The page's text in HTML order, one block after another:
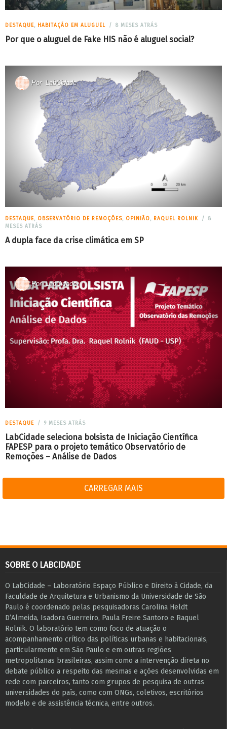
DESTAQUE, HABITAÇÃO EM ALUGUEL 8 MESES ATRÁS
Por que o aluguel de Fake HIS não é aluguel social?
Por LabCidade
DESTAQUE, OBSERVATÓRIO DE REMOÇÕES, OPINIÃO, RAQUEL ROLNIK
8
MESES ATRÁS
A dupla face da crise climática em SP
PorLabCidade
DESTAQUE 9 MESES ATRÁS
LabCidade seleciona bolsista de Iniciação Científica
FAPESP para o projeto temático Observatório de
Remoções – Análise de Dados
CARREGAR MAIS
SOBRE O LABCIDADE
O LabCidade – Laboratório Espaço Público e Direito à Cidade, da
Faculdade de Arquitetura e Urbanismo da Universidade de São
Paulo é coordenado pelas pesquisadoras Carolina Heldt
D’Almeida, Isadora Guerreiro, Paula Freire Santoro e Raquel
Rolnik. O laboratório tem como foco de atuação o
acompanhamento crítico das políticas urbanas e habitacionais,
particularmente em São Paulo e ​em outras regiões
metropolitanas brasileiras, assim como a intervenção direta no
debate público a respeito das mesmas e ações desenvolvidas em
r​e​de com parceiros, tanto com grupos de pesquisa ​de outras
universidades do país, como com ONGs, coletivos, escritórios
modelo e de assistência técnica​, entre outros​.